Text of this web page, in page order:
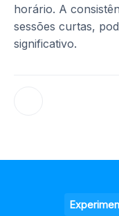
horário. A
sessões curtas,
significativo.